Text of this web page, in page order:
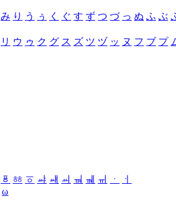
み り う ぅ く ぐ す ず つ づ っ ぬ ふ ぶ
リ ウ ゥ ク グ ス ズ ツ ヅ ッ ヌ フ ブ プ
ㆄ ㆅ ㆆ ㆇ ㆈ ㆉ ㆊ ㆋ ㆌ ㆍ
ㆎ
ω